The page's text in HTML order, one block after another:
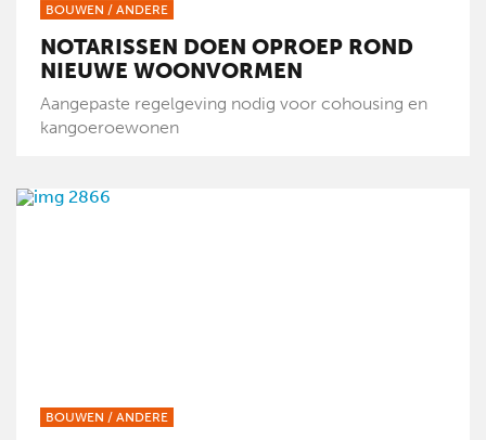
BOUWEN / ANDERE
NOTARISSEN DOEN OPROEP ROND
NIEUWE WOONVORMEN
Aangepaste regelgeving nodig voor cohousing en
kangoeroewonen
BOUWEN / ANDERE